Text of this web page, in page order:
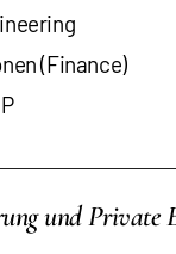
(Finance)
und Private